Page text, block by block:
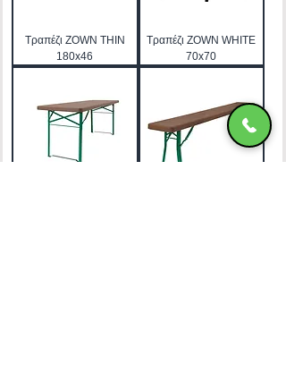
Τραπέζι ZOWN THIN
180x46
Τραπέζι ZOWN WHITE
70x70